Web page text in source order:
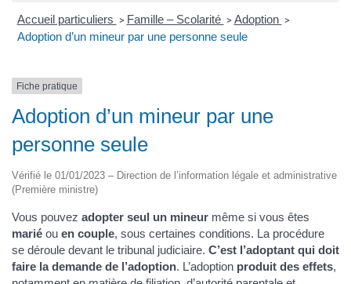
Accueil particuliers > Famille – Scolarité > Adoption >
Adoption d’un mineur par une personne seule
Fiche pratique
Adoption d’un mineur par une
personne seule
Vérifié le 01/01/2023 – Direction de l’information légale et administrative
(Première ministre)
Vous pouvez adopter seul un mineur même si vous êtes
marié ou en couple, sous certaines conditions. La procédure
se déroule devant le tribunal judiciaire. C’est l’adoptant qui doit
faire la demande de l’adoption. L’adoption produit des effets,